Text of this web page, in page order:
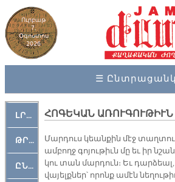
Ուրբաթ
7,
Օգոստոս
2026
☰ Ընտրացանկ
ԼՐԱՀՈՍ
ԹՐՔԱՀԱՅ ԿԵԱՆՔ
ԸՆԿԵՐԱՄՇԱԿՈՒԹԱՅԻՆ
ՀՈԳԵԿԱՆ ԱՌՈՒԳՈՒԹԻՒՆ
Մարդուս կեանքին մէջ
ամբողջ գոյութիւն մը եւ իր
կու տան մարդուն։ Եւ
վայելքներ՝ որոնք ամէն